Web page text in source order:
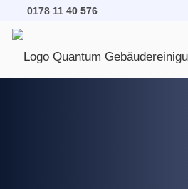
0178 11 40 576